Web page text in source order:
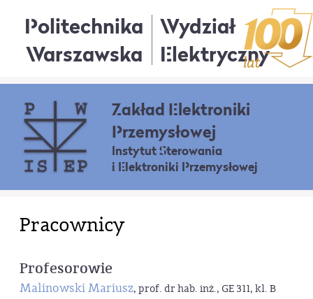
Politechnika
Warszawska
Wydział
Elektryczny
Zakład Elektroniki
Przemysłowej
Instytut Sterowania
i Elektroniki Przemysłowej
Pracownicy
Profesorowie
Malinowski Mariusz, prof. dr hab. inż., GE 311, kl. B